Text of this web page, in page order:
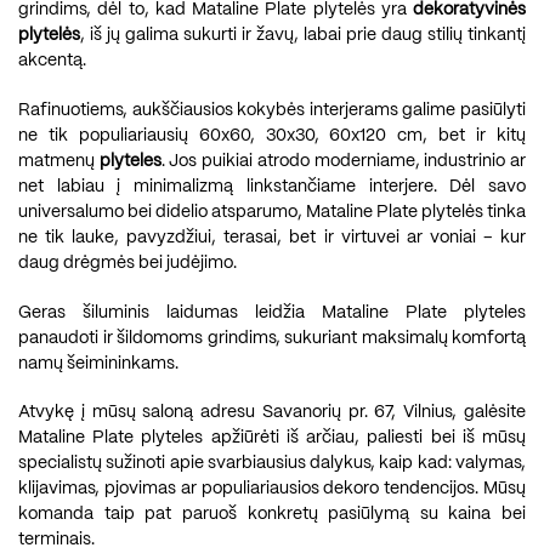
grindims, dėl to, kad Mataline Plate plytelės yra dekoratyvinės
plytelės, iš jų galima sukurti ir žavų, labai prie daug stilių tinkantį
akcentą.
Rafinuotiems, aukščiausios kokybės interjerams galime pasiūlyti
ne tik populiariausių 60x60, 30x30, 60x120 cm, bet ir kitų
matmenų plyteles. Jos puikiai atrodo moderniame, industrinio ar
net labiau į minimalizmą linkstančiame interjere. Dėl savo
universalumo bei didelio atsparumo, Mataline Plate plytelės tinka
ne tik lauke, pavyzdžiui, terasai, bet ir virtuvei ar voniai – kur
daug drėgmės bei judėjimo.
Geras šiluminis laidumas leidžia Mataline Plate plyteles
panaudoti ir šildomoms grindims, sukuriant maksimalų komfortą
namų šeimininkams.
Atvykę į mūsų saloną adresu Savanorių pr. 67, Vilnius, galėsite
Mataline Plate plyteles apžiūrėti iš arčiau, paliesti bei iš mūsų
specialistų sužinoti apie svarbiausius dalykus, kaip kad: valymas,
klijavimas, pjovimas ar populiariausios dekoro tendencijos. Mūsų
komanda taip pat paruoš konkretų pasiūlymą su kaina bei
terminais.